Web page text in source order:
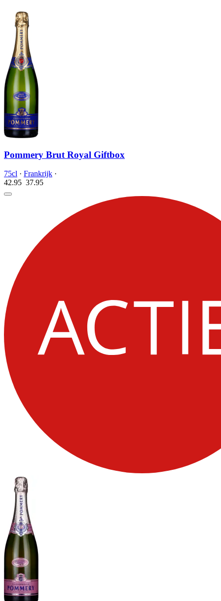
Pommery Brut Royal Giftbox
75cl · Frankrijk ·
42.95 37.95